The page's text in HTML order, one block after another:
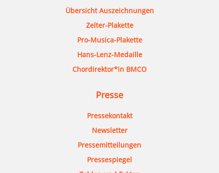
Übersicht Auszeichnungen
Zelter-Plakette
Pro-Musica-Plakette
Hans-Lenz-Medaille
Chordirektor*in BMCO
Presse
Pressekontakt
Newsletter
Pressemitteilungen
Pressespiegel